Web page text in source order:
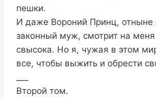
пешки.
И даже Вороний Принц, отныне
законный муж, смотрит на
свысока. Но я, чужая в этом
все, чтобы выжить и обрести
Второй том.